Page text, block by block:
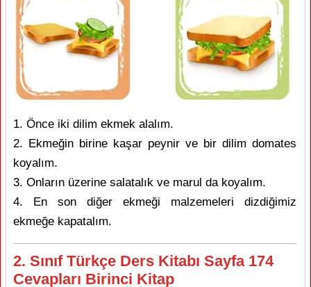
1. Önce iki dilim ekmek alalım.
2. Ekmeğin birine kaşar peynir ve bir dilim domates
koyalım.
3. Onların üzerine salatalık ve marul da koyalım.
4. En son diğer ekmeği malzemeleri dizdiğimiz
ekmeğe kapatalım.
2. Sınıf Türkçe Ders Kitabı Sayfa 174
Cevapları Birinci Kitap